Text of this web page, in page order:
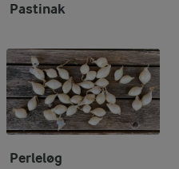
Pastinak
Perleløg